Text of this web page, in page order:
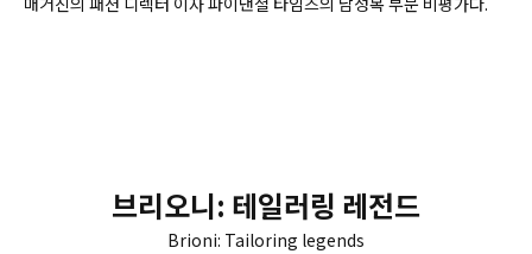
브리오니: 테일러링 레전드
Brioni: Tailoring legends